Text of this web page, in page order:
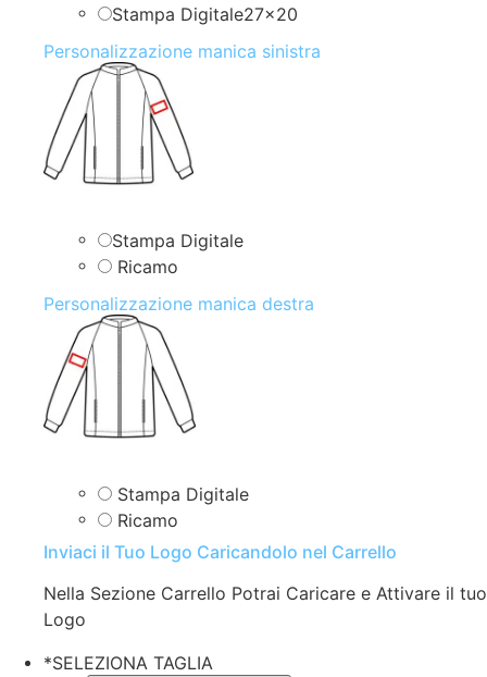
Stampa Digitale27x20
Personalizzazione manica sinistra
Stampa Digitale
Ricamo
Personalizzazione manica destra
Stampa Digitale
Ricamo
Inviaci il Tuo Logo Caricandolo nel Carrello
Nella Sezione Carrello Potrai Caricare e Attivare il tuo
Logo
*SELEZIONA TAGLIA